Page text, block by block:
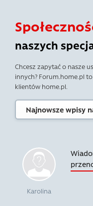
naszych
Chcesz zapytać o nasze
innych? Forum.home.pl
klientów home.pl.
Najnowsze wpisy
Karolina